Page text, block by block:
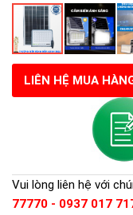
LIÊN HỆ MUA
Vui lòng liên hệ với
77770 - 0937 017